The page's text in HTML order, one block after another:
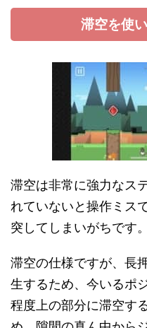
滞空を使
滞空は非常に強力なス
れていないと操作ミス
突してしまいがちです。
滞空の仕様ですが、長
生するため、今いるポ
程度上の部分に滞空す